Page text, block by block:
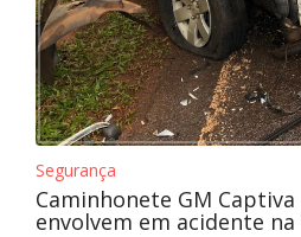
Segurança
Caminhonete GM
envolvem em acidente na